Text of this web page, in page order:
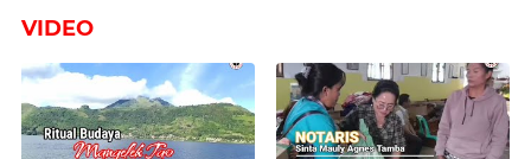
VIDEO